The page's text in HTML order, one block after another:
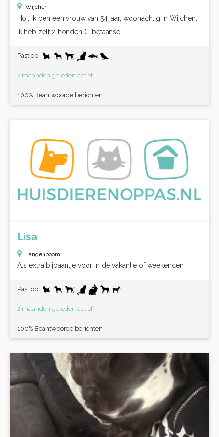
Wijchen
Hoi, ik ben een vrouw van 54 jaar, woonachtig in Wijchen.
Ik heb zelf 2 honden (Tibetaanse...
Past op:
2 maanden geleden actief
100% Beantwoorde berichten
Lisa
Langenboom
Als extra bijbaantje voor in de vakantie of weekenden
Past op:
2 maanden geleden actief
100% Beantwoorde berichten